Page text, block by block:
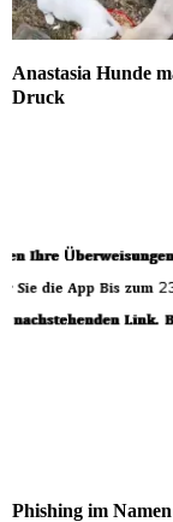
Anastasia Hunde
Druck
Phishing im